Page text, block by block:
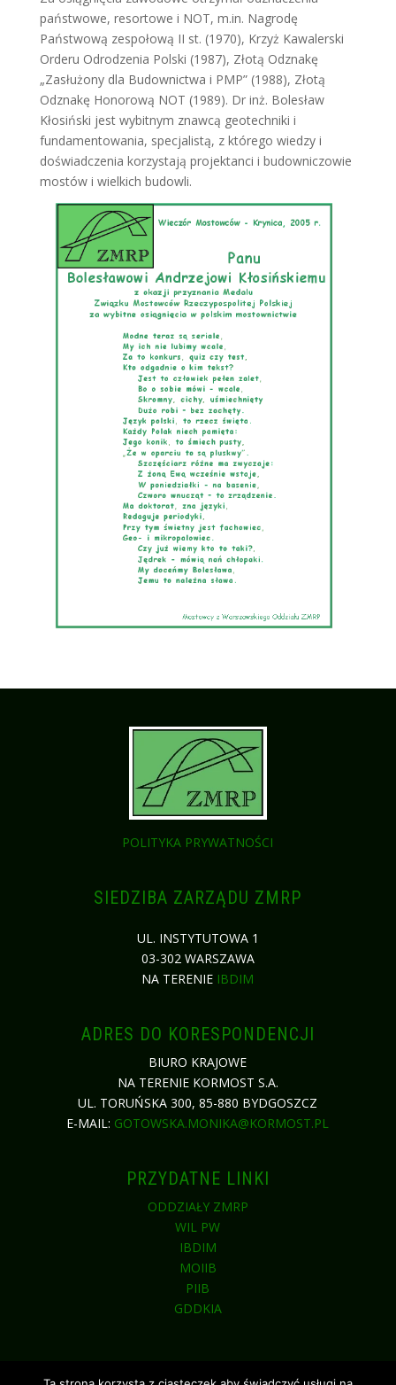
państwowe, resortowe i NOT, m.in. Nagrodę
Państwową zespołową II st. (1970), Krzyż Kawalerski
Orderu Odrodzenia Polski (1987), Złotą Odznakę
„Zasłużony dla Budownictwa i PMP” (1988), Złotą
Odznakę Honorową NOT (1989). Dr inż. Bolesław
Kłosiński jest wybitnym znawcą geotechniki i
fundamentowania, specjalistą, z którego wiedzy i
doświadczenia korzystają projektanci i budowniczowie
mostów i wielkich budowli.
POLITYKA PRYWATNOŚCI
SIEDZIBA ZARZĄDU ZMRP
UL. INSTYTUTOWA 1
03-302 WARSZAWA
NA TERENIE IBDIM
ADRES DO KORESPONDENCJI
BIURO KRAJOWE
NA TERENIE KORMOST S.A.
UL. TORUŃSKA 300, 85-880 BYDGOSZCZ
E-MAIL: GOTOWSKA.MONIKA@KORMOST.PL
PRZYDATNE LINKI
ODDZIAŁY ZMRP
WIL PW
IBDIM
MOIIB
PIIB
GDDKIA